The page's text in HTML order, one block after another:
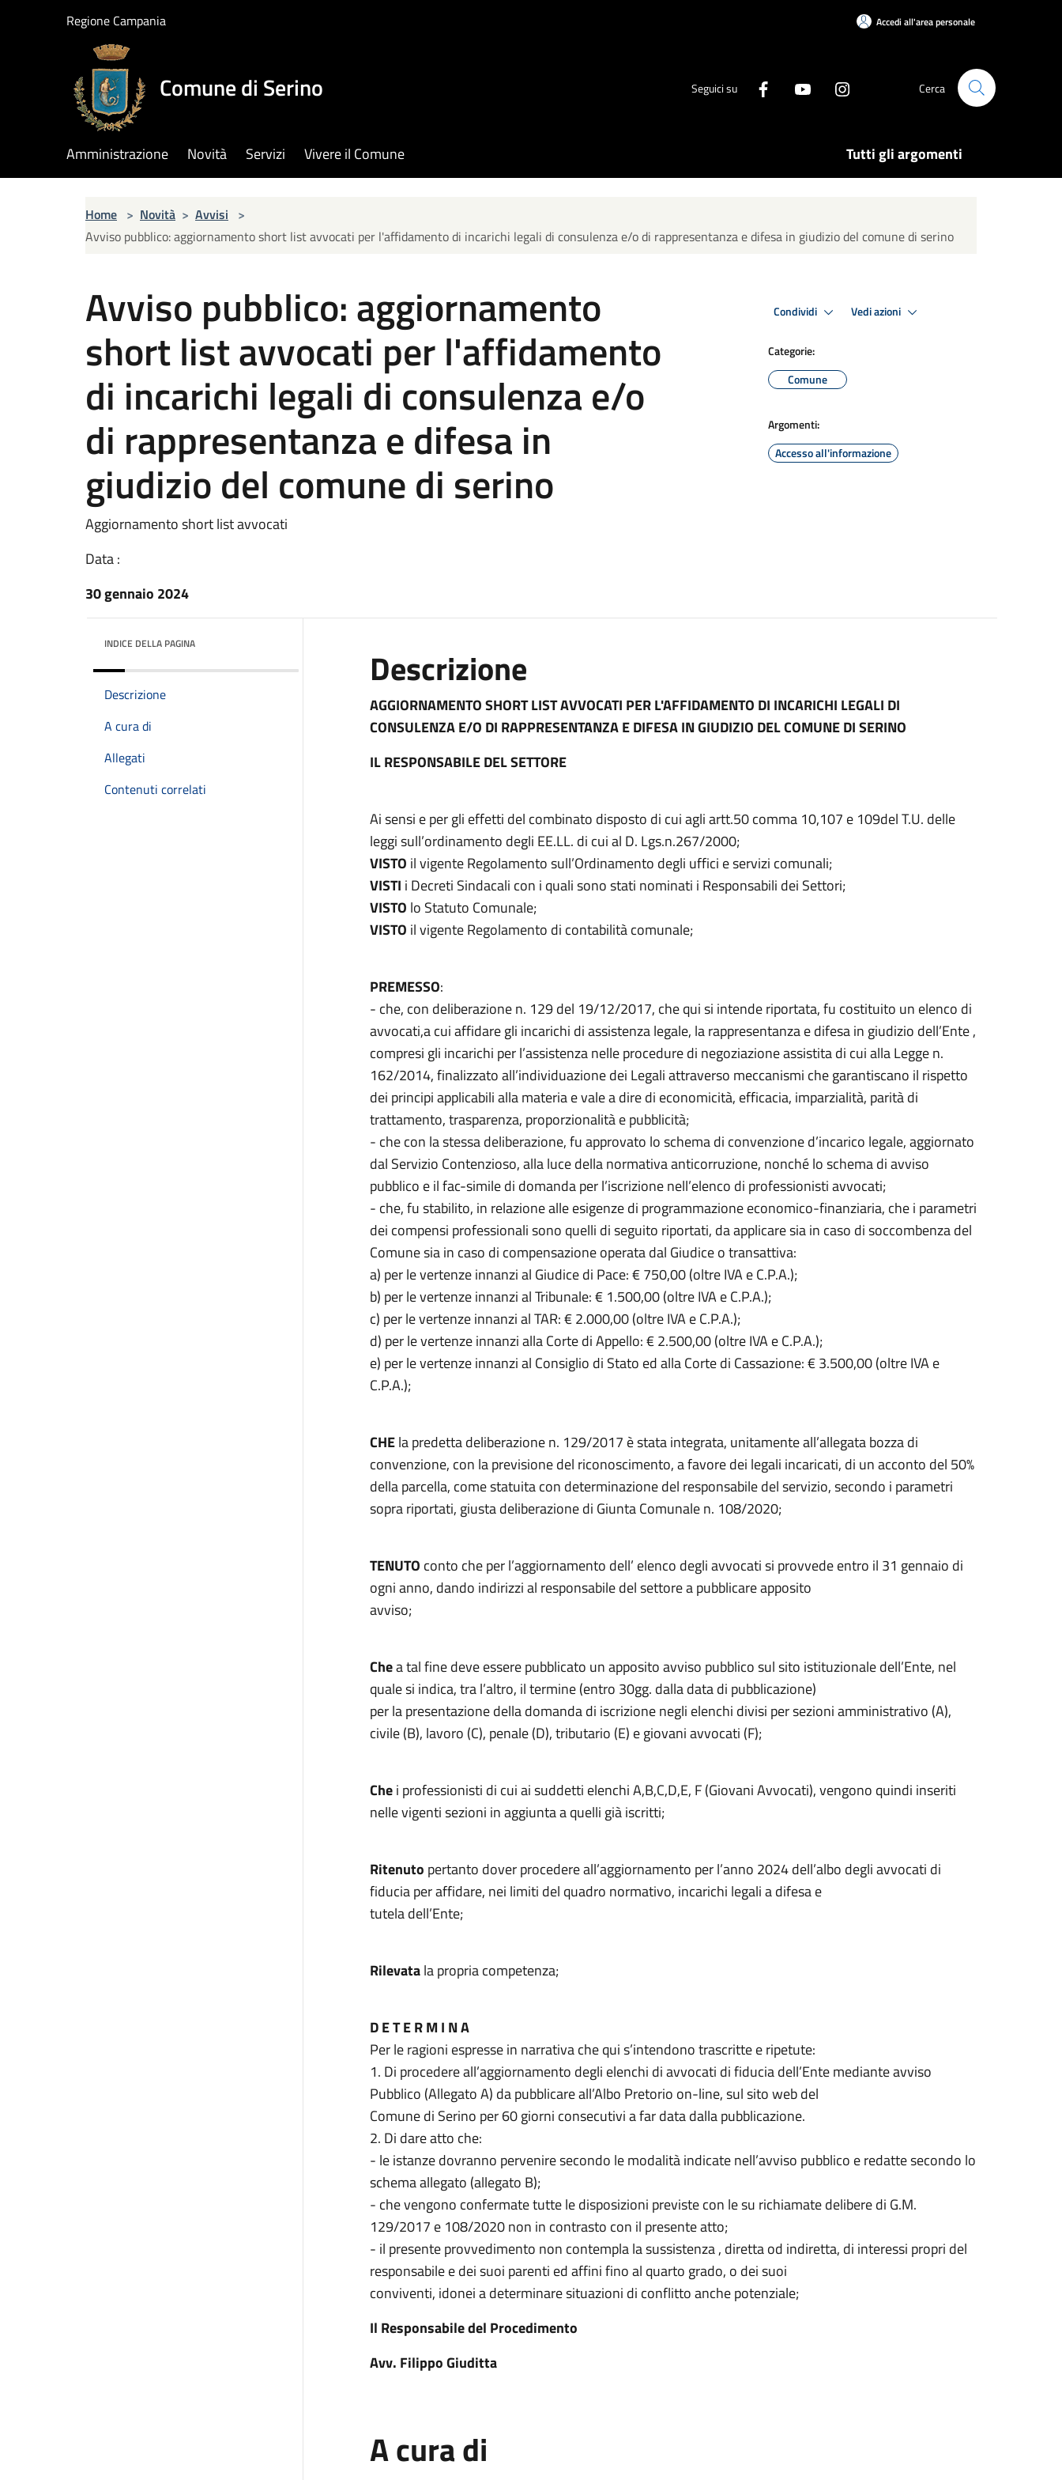
Regione Campania Accedi all'area personale
Comune di Serino Seguici su Cerca
Amministrazione Novità Servizi Vivere il Comune Tutti gli argomenti
Home > Novità > Avvisi >
Avviso pubblico: aggiornamento short list avvocati per l'affidamento di incarichi legali di consulenza e/o di rappresentanza e difesa in giudizio del comune di serino
Avviso pubblico: aggiornamento
short list avvocati per l'affidamento
di incarichi legali di consulenza e/o
di rappresentanza e difesa in
giudizio del comune di serino
Aggiornamento short list avvocati
Data :
30 gennaio 2024
Condividi Vedi azioni
Categorie:
Comune
Argomenti:
Accesso all'informazione
INDICE DELLA PAGINA
Descrizione
A cura di
Allegati
Contenuti correlati
Descrizione
AGGIORNAMENTO SHORT LIST AVVOCATI PER L'AFFIDAMENTO DI INCARICHI LEGALI DI
CONSULENZA E/O DI RAPPRESENTANZA E DIFESA IN GIUDIZIO DEL COMUNE DI SERINO
IL RESPONSABILE DEL SETTORE
Ai sensi e per gli effetti del combinato disposto di cui agli artt.50 comma 10,107 e 109del T.U. delle
leggi sull’ordinamento degli EE.LL. di cui al D. Lgs.n.267/2000;
VISTO il vigente Regolamento sull’Ordinamento degli uffici e servizi comunali;
VISTI i Decreti Sindacali con i quali sono stati nominati i Responsabili dei Settori;
VISTO lo Statuto Comunale;
VISTO il vigente Regolamento di contabilità comunale;
PREMESSO:
- che, con deliberazione n. 129 del 19/12/2017, che qui si intende riportata, fu costituito un elenco di
avvocati,a cui affidare gli incarichi di assistenza legale, la rappresentanza e difesa in giudizio dell’Ente ,
compresi gli incarichi per l’assistenza nelle procedure di negoziazione assistita di cui alla Legge n.
162/2014, finalizzato all’individuazione dei Legali attraverso meccanismi che garantiscano il rispetto
dei principi applicabili alla materia e vale a dire di economicità, efficacia, imparzialità, parità di
trattamento, trasparenza, proporzionalità e pubblicità;
- che con la stessa deliberazione, fu approvato lo schema di convenzione d’incarico legale, aggiornato
dal Servizio Contenzioso, alla luce della normativa anticorruzione, nonché lo schema di avviso
pubblico e il fac-simile di domanda per l’iscrizione nell’elenco di professionisti avvocati;
- che, fu stabilito, in relazione alle esigenze di programmazione economico-finanziaria, che i parametri
dei compensi professionali sono quelli di seguito riportati, da applicare sia in caso di soccombenza del
Comune sia in caso di compensazione operata dal Giudice o transattiva:
a) per le vertenze innanzi al Giudice di Pace: € 750,00 (oltre IVA e C.P.A.);
b) per le vertenze innanzi al Tribunale: € 1.500,00 (oltre IVA e C.P.A.);
c) per le vertenze innanzi al TAR: € 2.000,00 (oltre IVA e C.P.A.);
d) per le vertenze innanzi alla Corte di Appello: € 2.500,00 (oltre IVA e C.P.A.);
e) per le vertenze innanzi al Consiglio di Stato ed alla Corte di Cassazione: € 3.500,00 (oltre IVA e
C.P.A.);
CHEla predetta deliberazione n. 129/2017 è stata integrata, unitamente all’allegata bozza di
convenzione, con la previsione del riconoscimento, a favore dei legali incaricati, di un acconto del 50%
della parcella, come statuita con determinazione del responsabile del servizio, secondo i parametri
sopra riportati, giusta deliberazione di Giunta Comunale n. 108/2020;
TENUTO conto che per l’aggiornamento dell’ elenco degli avvocati si provvede entro il 31 gennaio di
ogni anno, dando indirizzi al responsabile del settore a pubblicare apposito
avviso;
Chea tal fine deve essere pubblicato un apposito avviso pubblico sul sito istituzionale dell’Ente, nel
quale si indica, tra l’altro, il termine (entro 30gg. dalla data di pubblicazione)
per la presentazione della domanda di iscrizione negli elenchi divisi per sezioni amministrativo (A),
civile (B), lavoro (C), penale (D), tributario (E) e giovani avvocati (F);
Chei professionisti di cui ai suddetti elenchi A,B,C,D,E, F (Giovani Avvocati), vengono quindi inseriti
nelle vigenti sezioni in aggiunta a quelli già iscritti;
Ritenuto pertanto dover procedere all’aggiornamento per l’anno 2024 dell’albo degli avvocati di
fiducia per affidare, nei limiti del quadro normativo, incarichi legali a difesa e
tutela dell’Ente;
Rilevatala propria competenza;
D E T E R M I N A
Per le ragioni espresse in narrativa che qui s’intendono trascritte e ripetute:
1. Di procedere all’aggiornamento degli elenchi di avvocati di fiducia dell’Ente mediante avviso
Pubblico (Allegato A) da pubblicare all’Albo Pretorio on-line, sul sito web del
Comune di Serino per 60 giorni consecutivi a far data dalla pubblicazione.
2. Di dare atto che:
- le istanze dovranno pervenire secondo le modalità indicate nell’avviso pubblico e redatte secondo lo
schema allegato (allegato B);
- che vengono confermate tutte le disposizioni previste con le su richiamate delibere di G.M.
129/2017 e 108/2020 non in contrasto con il presente atto;
- il presente provvedimento non contempla la sussistenza , diretta od indiretta, di interessi propri del
responsabile e dei suoi parenti ed affini fino al quarto grado, o dei suoi
conviventi, idonei a determinare situazioni di conflitto anche potenziale;
Il Responsabile del Procedimento
Avv. Filippo Giuditta
A cura di